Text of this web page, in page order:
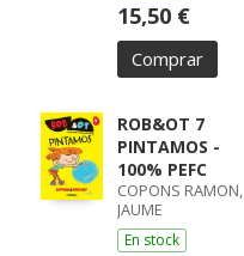
15,50 €
Comprar
ROB&OT 7
PINTAMOS -
100% PEFC
COPONS RAMON,
JAUME
En stock